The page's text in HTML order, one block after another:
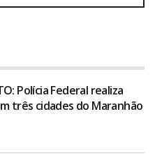
Polícia Federal realiza
três cidades do Maranhão